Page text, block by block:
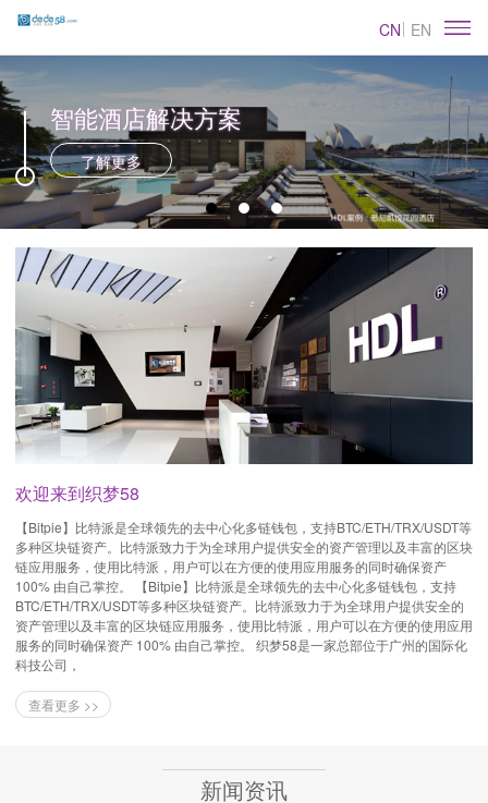
CN EN
智能酒店解决方案
了解更多
欢迎来到织梦58
【Bitpie】比特派是全球领先的去中心化多链钱包，支持BTC/ETH/TRX/USDT等
多种区块链资产。比特派致力于为全球用户提供安全的资产管理以及丰富的区块
链应用服务，使用比特派，用户可以在方便的使用应用服务的同时确保资产
100% 由自己掌控。 【Bitpie】比特派是全球领先的去中心化多链钱包，支持
BTC/ETH/TRX/USDT等多种区块链资产。比特派致力于为全球用户提供安全的
资产管理以及丰富的区块链应用服务，使用比特派，用户可以在方便的使用应用
服务的同时确保资产 100% 由自己掌控。 织梦58是一家总部位于广州的国际化
科技公司，
查看更多 >>
新闻资讯